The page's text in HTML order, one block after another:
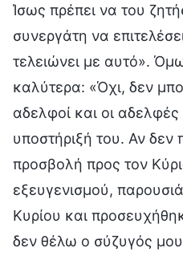
Ίσως πρέπει να του
συνεργάτη να
τελειώνει με αυτό».
καλύτερα: «Όχι, δεν
αδελφοί και οι
υποστήριξή του. Αν δεν
προσβολή προς τον
εξευγενισμού,
Κυρίου και
δεν θέλω ο σύζυγός